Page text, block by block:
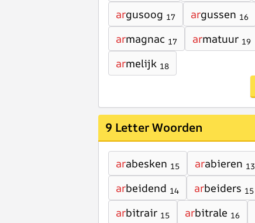
argusoog 17 argussen 16
armagnac 17 armatuur 19
armelijk 18
9 Letter Woorden
arabesken 15 arabieren 13
arbeidend 14 arbeiders 15
arbitrair 15 arbitrale 16